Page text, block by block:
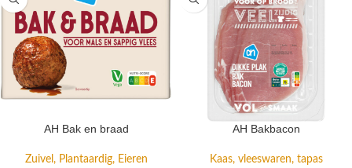
AH Bak en braad
Zuivel, Plantaardig, Eieren
AH Bakbacon
Kaas, vleeswaren, tapas